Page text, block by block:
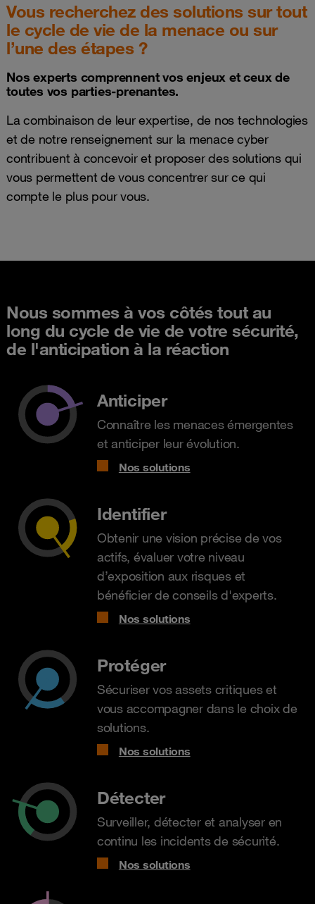
Vous recherchez des solutions sur tout
le cycle de vie de la menace ou sur
l’une des étapes ?
Nos experts comprennent vos enjeux et ceux de
toutes vos parties-prenantes.
La combinaison de leur expertise, de nos technologies
et de notre renseignement sur la menace cyber
contribuent à concevoir et proposer des solutions qui
vous permettent de vous concentrer sur ce qui
compte le plus pour vous.
Nous sommes à vos côtés tout au
long du cycle de vie de votre sécurité,
de l'anticipation à la réaction
Anticiper
Connaître les menaces émergentes
et anticiper leur évolution.
Nos solutions
Identifier
Obtenir une vision précise de vos
actifs, évaluer votre niveau
d’exposition aux risques et
bénéficier de conseils d'experts.
Nos solutions
Protéger
Sécuriser vos assets critiques et
vous accompagner dans le choix de
solutions.
Nos solutions
Détecter
Surveiller, détecter et analyser en
continu les incidents de sécurité.
Nos solutions